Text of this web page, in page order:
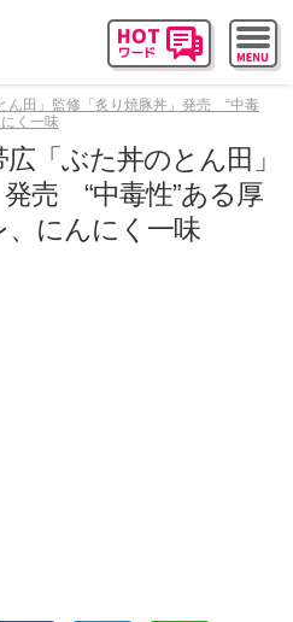
ん田」監修「炙り焼豚丼」発売 “中毒
く一味
「ぶた丼のとん田」
売 “中毒性”ある厚
、にんにく一味